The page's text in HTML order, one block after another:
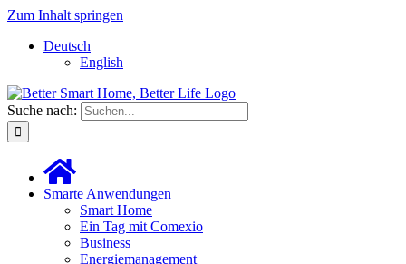
Zum Inhalt springen
Deutsch
English
Suche nach:
Smarte Anwendungen
Smart Home
Ein Tag mit Comexio
Business
Energiemanagement